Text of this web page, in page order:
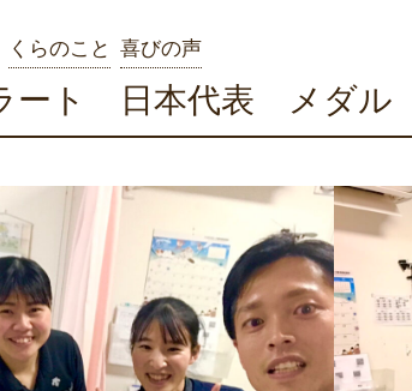
くらのこと 喜びの声
ート 日本代表 メダル